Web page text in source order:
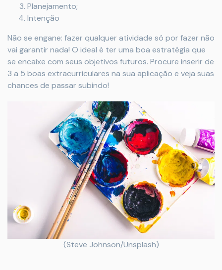
Planejamento;
Intenção
Não se engane: fazer qualquer atividade só por fazer não
vai garantir nada! O ideal é ter uma boa estratégia que
se encaixe com seus objetivos futuros. Procure inserir de
3 a 5 boas extracurriculares na sua aplicação e veja suas
chances de passar subindo!
(Steve Johnson/Unsplash)